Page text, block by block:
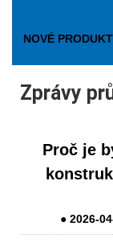
NOVÉ
Zprávy
Proč je
●2026-